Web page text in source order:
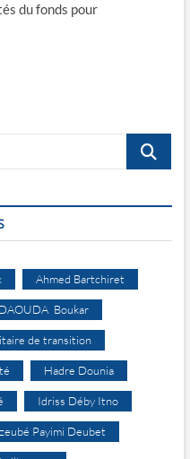
du fonds pour
Recherche
Ahmed Bartchiret
Boukar
de transition
Hadre Dounia
Idriss Déby Itno
Payimi Deubet